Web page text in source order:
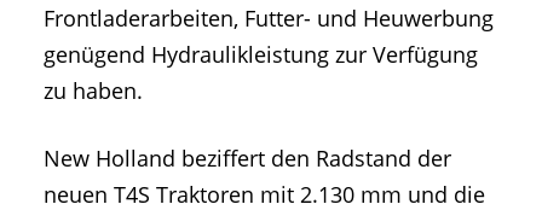
Frontladerarbeiten, Futter- und Heuwerbung
genügend Hydraulikleistung zur Verfügung
zu haben.
New Holland beziffert den Radstand der
neuen T4S Traktoren mit 2.130 mm und die